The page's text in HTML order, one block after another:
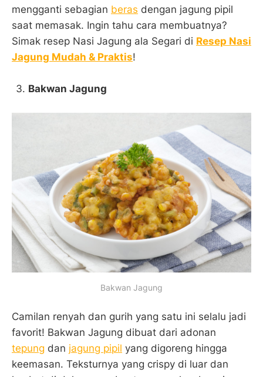
mengganti sebagian beras dengan jagung pipil
saat memasak. Ingin tahu cara membuatnya?
Simak resep Nasi Jagung ala Segari di Resep Nasi
Jagung Mudah & Praktis!
Bakwan Jagung
Bakwan Jagung
Camilan renyah dan gurih yang satu ini selalu jadi
favorit! Bakwan Jagung dibuat dari adonan
tepung dan jagung pipil yang digoreng hingga
keemasan. Teksturnya yang crispy di luar dan